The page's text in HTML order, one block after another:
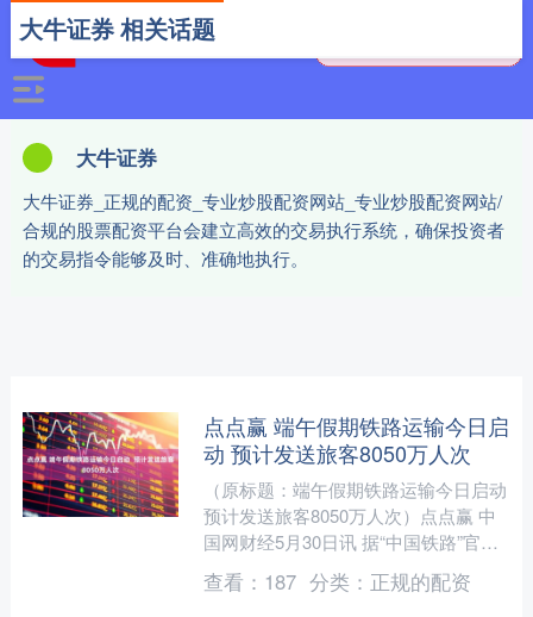
大牛证券
大牛证券_正规的配资_专业炒股配资网站_专业炒股配资网站/
合规的股票配资平台会建立高效的交易执行系统，确保投资者
的交易指令能够及时、准确地执行。
大牛证券 相关话题
点点赢 端午假期铁路运输今日启
动 预计发送旅客8050万人次
（原标题：端午假期铁路运输今日启动
预计发送旅客8050万人次）点点赢 中
国网财经5月30日讯 据“中国铁路”官方
微信公众号消息，铁路端午假期运输今
日启动，自5....
查看： 187 分类： 正规的配资